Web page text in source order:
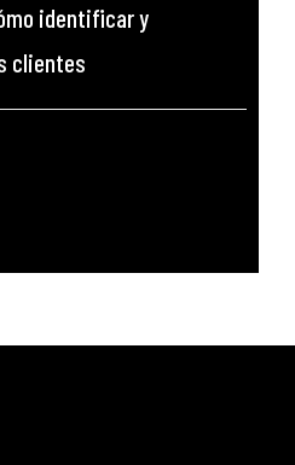
identificar y
clientes